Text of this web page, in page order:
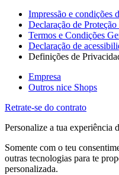
Impressão e condições
Declaração de
Termos e Condições
Declaração de
Definições de
Empresa
Outros nice Shops
Retrate-se do contrato
Personalize a tua experiência
Somente com o teu
outras tecnologias para te
personalizada.